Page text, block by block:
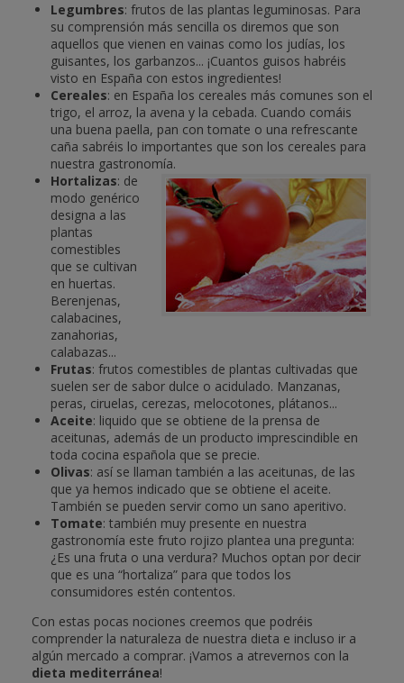
Legumbres: frutos de las plantas leguminosas. Para
su comprensión más sencilla os diremos que son
aquellos que vienen en vainas como los judías, los
guisantes, los garbanzos... ¡Cuantos guisos habréis
visto en España con estos ingredientes!
Cereales: en España los cereales más comunes son el
trigo, el arroz, la avena y la cebada. Cuando comáis
una buena paella, pan con tomate o una refrescante
caña sabréis lo importantes que son los cereales para
nuestra gastronomía.
Hortalizas: de
modo genérico
designa a las
plantas
comestibles
que se cultivan
en huertas.
Berenjenas,
calabacines,
zanahorias,
calabazas...
Frutas: frutos comestibles de plantas cultivadas que
suelen ser de sabor dulce o acidulado. Manzanas,
peras, ciruelas, cerezas, melocotones, plátanos...
Aceite: liquido que se obtiene de la prensa de
aceitunas, además de un producto imprescindible en
toda cocina española que se precie.
Olivas: así se llaman también a las aceitunas, de las
que ya hemos indicado que se obtiene el aceite.
También se pueden servir como un sano aperitivo.
Tomate: también muy presente en nuestra
gastronomía este fruto rojizo plantea una pregunta:
¿Es una fruta o una verdura? Muchos optan por decir
que es una “hortaliza” para que todos los
consumidores estén contentos.
Con estas pocas nociones creemos que podréis
comprender la naturaleza de nuestra dieta e incluso ir a
algún mercado a comprar. ¡Vamos a atrevernos con la
dieta mediterránea!